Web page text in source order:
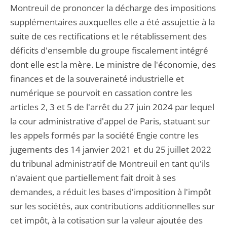
Montreuil de prononcer la décharge des impositions
supplémentaires auxquelles elle a été assujettie à la
suite de ces rectifications et le rétablissement des
déficits d'ensemble du groupe fiscalement intégré
dont elle est la mère. Le ministre de l'économie, des
finances et de la souveraineté industrielle et
numérique se pourvoit en cassation contre les
articles 2, 3 et 5 de l'arrêt du 27 juin 2024 par lequel
la cour administrative d'appel de Paris, statuant sur
les appels formés par la société Engie contre les
jugements des 14 janvier 2021 et du 25 juillet 2022
du tribunal administratif de Montreuil en tant qu'ils
n'avaient que partiellement fait droit à ses
demandes, a réduit les bases d'imposition à l'impôt
sur les sociétés, aux contributions additionnelles sur
cet impôt, à la cotisation sur la valeur ajoutée des